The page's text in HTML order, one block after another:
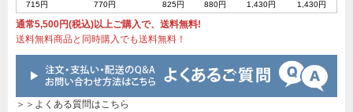
715円 770円 825円 880円 1,430円 1,430円
通常5,500円(税込)以上ご購入で、送料無料!
送料無料商品と同時購入でも送料無料！
＞＞よくある質問はこちら